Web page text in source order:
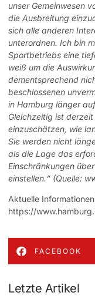
unser Gemeinwesen
die Ausbreitung
sich alle anderen
unterordnen. Ich bin
Sportbetriebs eine
weiß um die
dementsprechend
beschlossenen
in Hamburg länger
Gleichzeitig ist
einzuschätzen, wie
Sie werden nicht
als die Lage das
Einschränkungen
einstellen.“ (Quelle:
Aktuelle
https://
FACEBOOK
Letzte Artikel